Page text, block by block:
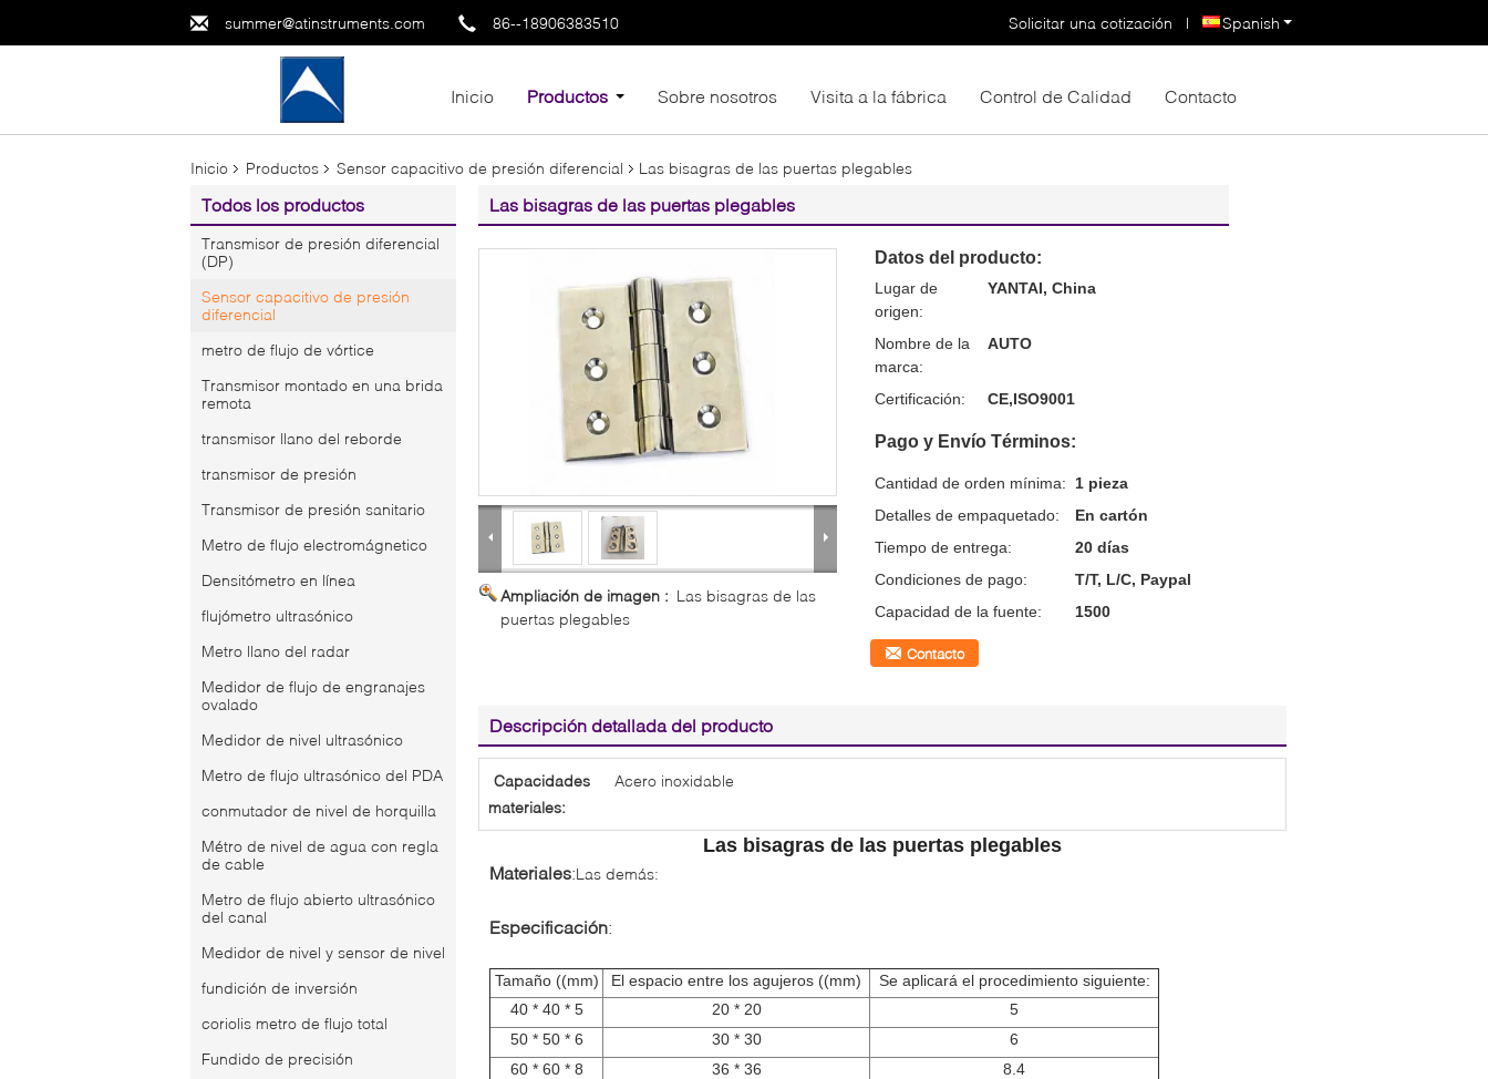
summer@atinstruments.com 86--18906383510 Spanish
Solicitar una cotización |
Inicio Productos Sobre nosotros Visita a la fábrica Control de Calidad Contacto
Inicio Productos Sensor capacitivo de presión diferencial Las bisagras de las puertas plegables
Todos los productos
Transmisor de presión diferencial
(DP)
Sensor capacitivo de presión
diferencial
metro de flujo de vórtice
Transmisor montado en una brida
remota
transmisor llano del reborde
transmisor de presión
Transmisor de presión sanitario
Metro de flujo electromágnetico
Densitómetro en línea
flujómetro ultrasónico
Metro llano del radar
Medidor de flujo de engranajes
ovalado
Medidor de nivel ultrasónico
Metro de flujo ultrasónico del PDA
conmutador de nivel de horquilla
Métro de nivel de agua con regla
de cable
Metro de flujo abierto ultrasónico
del canal
Medidor de nivel y sensor de nivel
fundición de inversión
coriolis metro de flujo total
Fundido de precisión
Las bisagras de las puertas plegables
Ampliación de imagen : Las bisagras de las
puertas plegables
Datos del producto:
Lugar de
origen:
YANTAI, China
Nombre de la
marca:
AUTO
Certificación: CE,ISO9001
Pago y Envío Términos:
Cantidad de orden mínima:
1 pieza
Detalles de empaquetado:
En cartón
Tiempo de entrega:
20 días
Condiciones de pago:
T/T, L/C, Paypal
Capacidad de la fuente:
1500
Contacto
Descripción detallada del producto
Capacidades
materiales:
Acero inoxidable
Las bisagras de las puertas plegables
Materiales:Las demás:
Especificación:
Tamaño ((mm) El espacio entre los agujeros ((mm)
Se aplicará el procedimiento siguiente:
40 * 40 * 5
20 * 20
5
50 * 50 * 6
30 * 30
6
60 * 60 * 8
36 * 36 8.4